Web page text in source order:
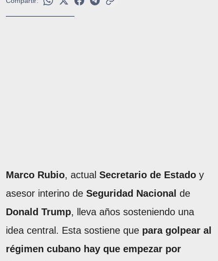
Marco Rubio, actual Secretario de Estado y
asesor interino de Seguridad Nacional de
Donald Trump, lleva años sosteniendo una
idea central. Esta sostiene que para golpear al
régimen cubano hay que empezar por